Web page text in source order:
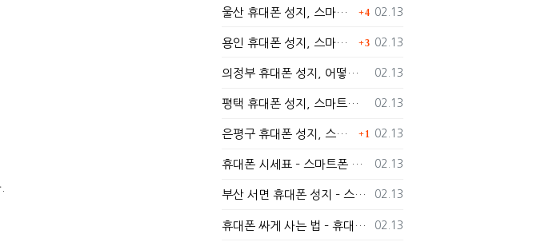
등록일
02.13
울산 휴대폰 성지, 스마트폰을 더 저렴하게 구매할 수 있는 방법은?
댓글
4
등록일
02.13
용인 휴대폰 성지, 스마트폰을 더 저렴하게 구입하는 방법!
댓글
3
등록일
02.13
의정부 휴대폰 성지, 어떻게 저렴하게 스마트폰을 구입할 수 있을까?
등록일
02.13
평택 휴대폰 성지, 스마트폰을 저렴하게 구매하는 팁
등록일
02.13
은평구 휴대폰 성지, 스마트폰을 저렴하게 개통하려면 어떻게 해야 할까?
댓글
1
등록일
02.13
휴대폰 시세표 – 스마트폰 가격 비교하고 최저가로 개통하는 법
등록일
02.13
부산 서면 휴대폰 성지 – 스마트폰 최저가로 개통하는 법
등록일
02.13
휴대폰 싸게 사는 법 – 휴대폰 성지에서 최저가로 개통하는 노하우